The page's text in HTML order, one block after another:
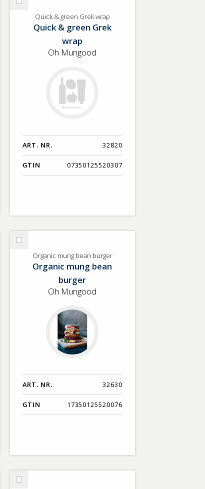
Benämning A-Ö
Artikelnummer
Med bild först
Välj
QuickQuick & green Grek wrap
Quick & green Grek
wrap
Oh Mungood
ART. NR. 32820
GTIN 07350125520307
Välj
Organic
mung
Organic mung bean burger
Organic mung bean
burger
Oh Mungood
ART. NR. 32630
GTIN 17350125520076
Välj